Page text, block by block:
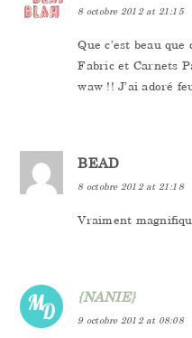
8 octobre 2012 at 21:15
Que c’est beau
Fabric et Carnets
waw !! J’ai adoré
BEAD
8 octobre 2012 at 21:18
Vraiment
{NANIE}
9 octobre 2012 at 08:08